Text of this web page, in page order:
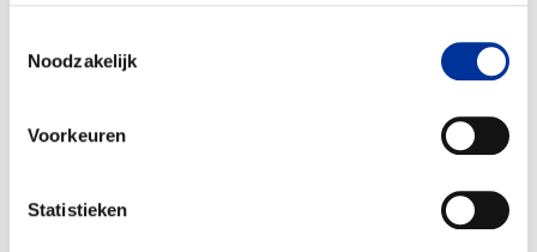
Noodzakelijk
Voorkeuren
Statistieken